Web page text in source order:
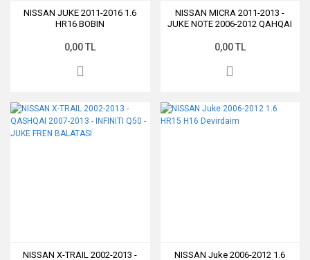
NISSAN JUKE 2011-2016 1.6
HR16 BOBIN
0,00 TL
NISSAN MICRA 2011-2013 -
JUKE NOTE 2006-2012 QAHQAI
DEVIRDAIM
0,00 TL
NISSAN X-TRAIL 2002-2013 -
NISSAN Juke 2006-2012 1.6